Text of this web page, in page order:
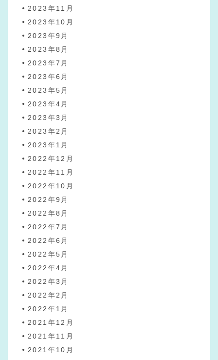
2023年11月
2023年10月
2023年9月
2023年8月
2023年7月
2023年6月
2023年5月
2023年4月
2023年3月
2023年2月
2023年1月
2022年12月
2022年11月
2022年10月
2022年9月
2022年8月
2022年7月
2022年6月
2022年5月
2022年4月
2022年3月
2022年2月
2022年1月
2021年12月
2021年11月
2021年10月